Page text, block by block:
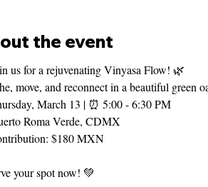
the event
us for a rejuvenating Vinyasa Flow! 🌿
move, and reconnect in a beautiful green
March 13 | ⏰ 5:00 - 6:30 PM
Roma Verde, CDMX
$180 MXN
your spot now! 💚